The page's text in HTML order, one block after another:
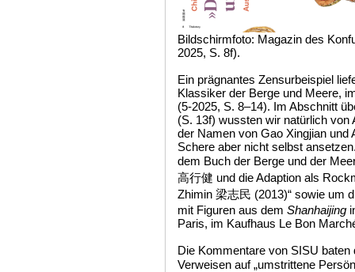
Bildschirmfoto: Magazin des
2025, S. 8f).
Ein prägnantes Zensurbeispiel
Klassiker der Berge und Meere,
(5-2025, S. 8–14). Im Abschnitt
(S. 13f) wussten wir natürlich
der Namen von Gao Xingjian und
Schere aber nicht selbst
dem Buch der Berge und der
高行健 und die Adaption als
Zhimin 梁志民 (2013)“ sowie um
mit Figuren aus dem Shanhaijing
Paris, im Kaufhaus Le Bon
Die Kommentare von SISU
Verweisen auf „umstrittene